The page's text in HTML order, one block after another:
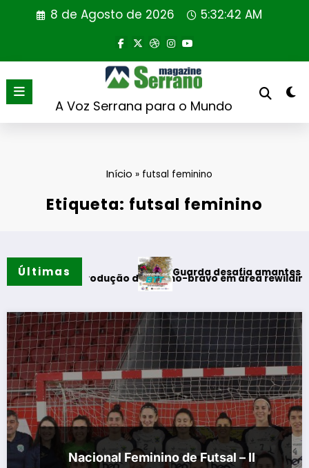
8 de Agosto de 2026 5:32:43 AM
A Voz Serrana para o Mundo
Início » futsal feminino
Etiqueta: futsal feminino
Últimas
coelho-bravo em área rewilding
Guarda desafia amantes do BTT na mítica Invernal
Nacional Feminino de Futsal – II